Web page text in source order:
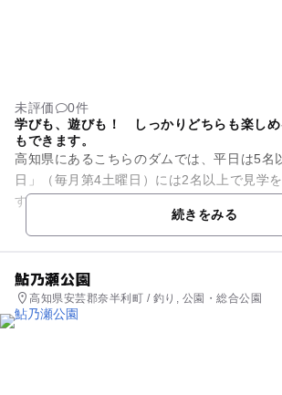
未評価
0件
学びも、遊びも！ しっかりどちらも楽しめ
もできます。
高知県にあるこちらのダムでは、平日は5名
日」（毎月第4土曜日）には2名以上で見学
す。（事前予約必須）ダム堤体内をじっく
知識が深められます。 ダム...続きをみる
鮎乃瀬公園
高知県安芸郡奈半利町 / 釣り, 公園・総合公園